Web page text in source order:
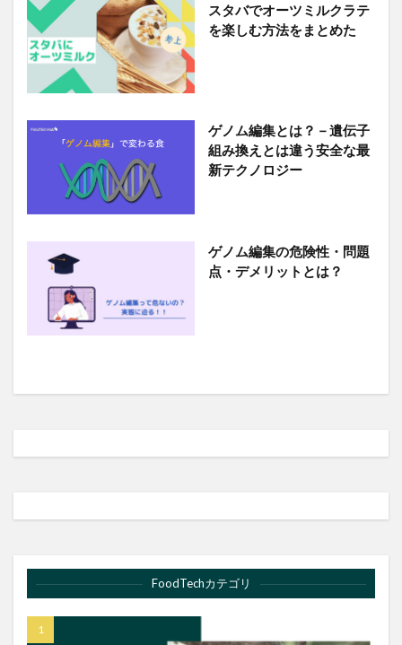
スタバでオーツミルクラテ
を楽しむ方法をまとめた
ゲノム編集とは？－遺伝子
組み換えとは違う安全な最
新テクノロジー
ゲノム編集の危険性・問題
点・デメリットとは？
FoodTechカテゴリ